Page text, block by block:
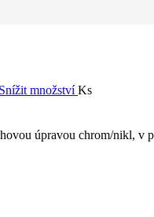
Snížit množstvíKs
úpravou chrom/nikl, v